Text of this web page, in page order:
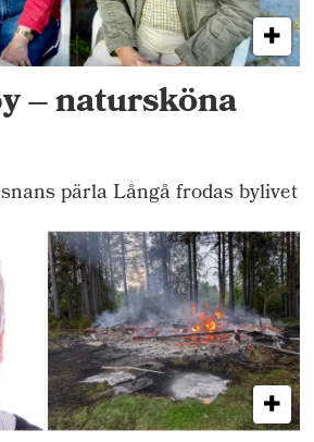
– natursköna
pärla Långå frodas bylivet